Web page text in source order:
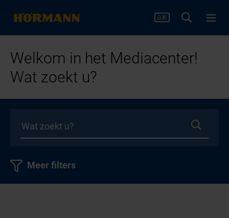
Welkom in het Mediacenter!
Wat zoekt u?
Meer filters